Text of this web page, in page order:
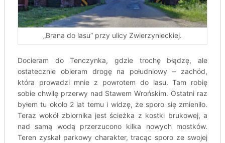
„Brana do lasu” przy ulicy Zwierzynieckiej.
Docieram do Tenczynka, gdzie trochę błądzę, ale
ostatecznie obieram drogę na południowy – zachód,
która prowadzi mnie z powrotem do lasu. Tam robię
sobie chwilę przerwy nad Stawem Wrońskim. Ostatni raz
byłem tu około 2 lat temu i widzę, że sporo się zmieniło.
Teraz wokół zbiornika jest ścieżka z kostki brukowej, a
nad samą wodą przerzucono kilka nowych mostków.
Teren zyskał parkowy charakter, tracąc sporo ze swojej